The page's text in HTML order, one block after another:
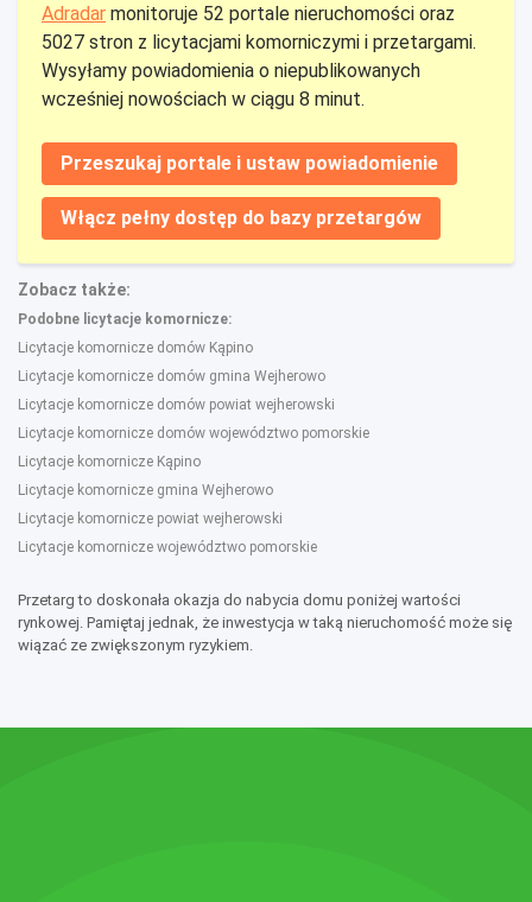
Adradar monitoruje 52 portale nieruchomości oraz
5027 stron z licytacjami komorniczymi i przetargami.
Wysyłamy powiadomienia o niepublikowanych
wcześniej nowościach w ciągu 8 minut.
Przeszukaj portale i ustaw powiadomienie
Włącz pełny dostęp do bazy przetargów
Zobacz także:
Podobne licytacje komornicze:
Licytacje komornicze domów Kąpino
Licytacje komornicze domów gmina Wejherowo
Licytacje komornicze domów powiat wejherowski
Licytacje komornicze domów województwo pomorskie
Licytacje komornicze Kąpino
Licytacje komornicze gmina Wejherowo
Licytacje komornicze powiat wejherowski
Licytacje komornicze województwo pomorskie
Przetarg to doskonała okazja do nabycia domu poniżej wartości
rynkowej. Pamiętaj jednak, że inwestycja w taką nieruchomość może się
wiązać ze zwiększonym ryzykiem.